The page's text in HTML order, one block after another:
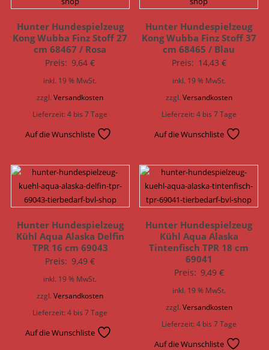
Hunter Hundespielzeug
Kong Wubba Finz Stoff 27
cm 68467 / Rosa
Preis: 9,64€
inkl. 19 % MwSt.
zzgl.Versandkosten
Lieferzeit:4 bis 7 Tage
Auf die Wunschliste
Hunter Hundespielzeug
Kong Wubba Finz Stoff 37
cm 68465 / Blau
Preis: 14,43 €
inkl. 19 % MwSt.
zzgl. Versandkosten
Lieferzeit:4 bis 7 Tage
Auf die Wunschliste
Hunter Hundespielzeug
Kühl Aqua Alaska Delfin
TPR 16 cm 69043
Preis: 9,49€
inkl. 19 % MwSt.
zzgl.Versandkosten
Lieferzeit:4 bis 7 Tage
Auf die Wunschliste
Hunter Hundespielzeug
Kühl Aqua Alaska
Tintenfisch TPR 18 cm
69041
Preis: 9,49 €
inkl. 19 % MwSt.
zzgl. Versandkosten
Lieferzeit:4 bis 7 Tage
Auf die Wunschliste